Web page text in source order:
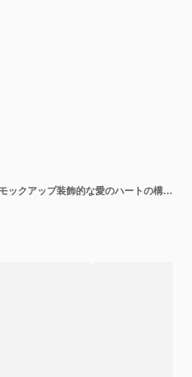
バレンタインデーの背景のモックアップ装飾的な愛のハートの構成トップビュー